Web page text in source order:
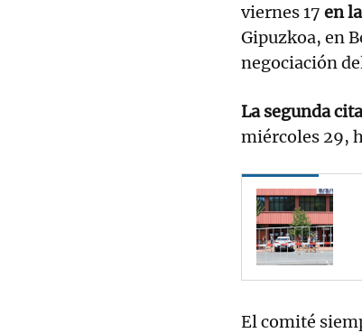
viernes 17 en
Gipuzkoa, en
negociación
La segunda cita
miércoles 29,
El comité